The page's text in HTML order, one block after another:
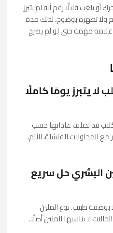
أو يلعب قليلًا رغم أنه لم يتبرز
ولا تظهره بوضوح، لذلك مدة
علامة مهمة حتى لو لم يصرخ
لا يتبرز يومًا كاملًا
قد تختلف عاداتها حسب
المحاولات الفاشلة، الألم،
البشري حل سريع
بوصفة طبيب. نوع الملين
لا يناسبها الملين أصلًا.